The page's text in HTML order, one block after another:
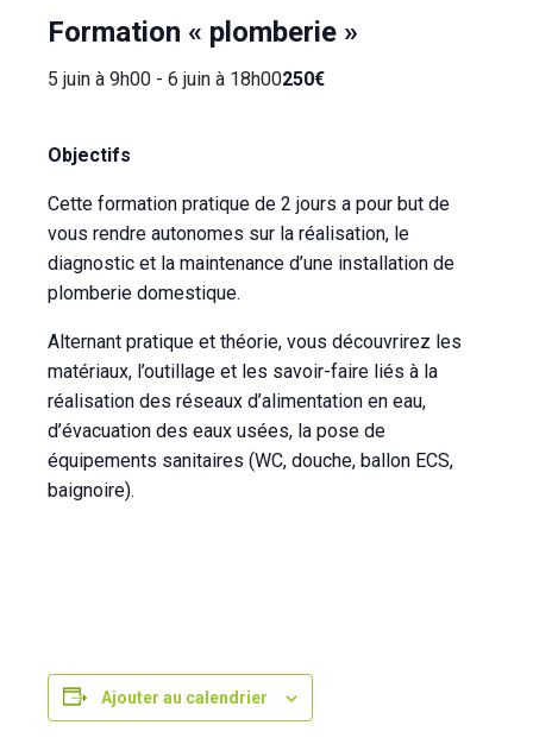
Formation « plomberie »
5 juin à 9h00 - 6 juin à 18h00250€
Objectifs
Cette formation pratique de 2 jours a pour but de
vous rendre autonomes sur la réalisation, le
diagnostic et la maintenance d’une installation de
plomberie domestique.
Alternant pratique et théorie, vous découvrirez les
matériaux, l’outillage et les savoir-faire liés à la
réalisation des réseaux d’alimentation en eau,
d’évacuation des eaux usées, la pose de
équipements sanitaires (WC, douche, ballon ECS,
baignoire).
Ajouter au calendrier